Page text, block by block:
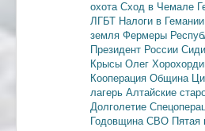
охотаСход в Чемале
ЛГБТ Налоги в Гемании
земля Фермеры
Президент России
Крысы Олег
Кооперация Община
лагерь Алтайские
Долголетие
Годовщина СВО Пятая